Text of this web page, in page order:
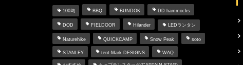
100均 BBQ BUNDOK DD hammocks
DOD FIELDOOR Hilander LEDランタン
Naturehike QUICKCAMP Snow Peak soto
STANLEY tent-Mark DESIGNS WAQ